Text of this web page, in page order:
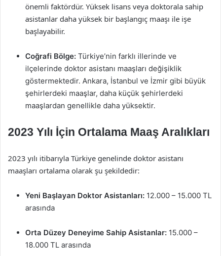
önemli faktördür. Yüksek lisans veya doktorala sahip
asistanlar daha yüksek bir başlangıç maaşı ile işe
başlayabilir.
Coğrafi Bölge: Türkiye’nin farklı illerinde ve
ilçelerinde doktor asistanı maaşları değişiklik
göstermektedir. Ankara, İstanbul ve İzmir gibi büyük
şehirlerdeki maaşlar, daha küçük şehirlerdeki
maaşlardan genellikle daha yüksektir.
2023 Yılı İçin Ortalama Maaş Aralıkları
2023 yılı itibarıyla Türkiye genelinde doktor asistanı
maaşları ortalama olarak şu şekildedir:
Yeni Başlayan Doktor Asistanları: 12.000 – 15.000 TL
arasında
Orta Düzey Deneyime Sahip Asistanlar: 15.000 –
18.000 TL arasında